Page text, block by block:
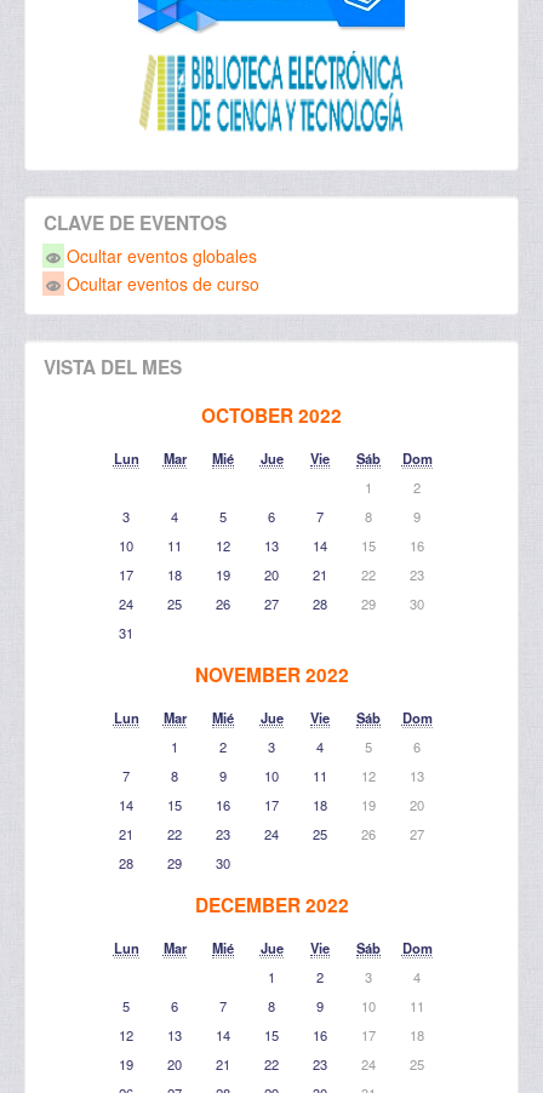
CLAVE DE EVENTOS
Ocultar eventos globales
Ocultar eventos de curso
VISTA DEL MES
OCTOBER 2022
Lun Mar Mié Jue Vie Sáb
Dom
1
2
3
4 5 6 7 8
9
10
11 12 13 14 15
16
17
18 19 20 21 22
23
24
25 26 27 28 29
30
31
NOVEMBER 2022
Lun Mar Mié Jue Vie Sáb
Dom
1
2 3 4 5
6
7
8 9 10 11 12
13
14
15 16 17 18 19
20
21
22 23 24 25 26
27
28
29 30
DECEMBER 2022
Lun Mar Mié Jue Vie Sáb
Dom
1
2 3
4
5
6 7 8 9 10
11
12
13 14 15 16 17
18
19
20 21 22 23 24
25